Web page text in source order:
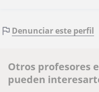
Denunciar este perfil
Otros profesores
pueden